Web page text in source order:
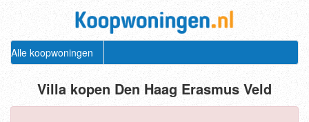
Alle koopwoningen
Villa kopen Den Haag Erasmus Veld